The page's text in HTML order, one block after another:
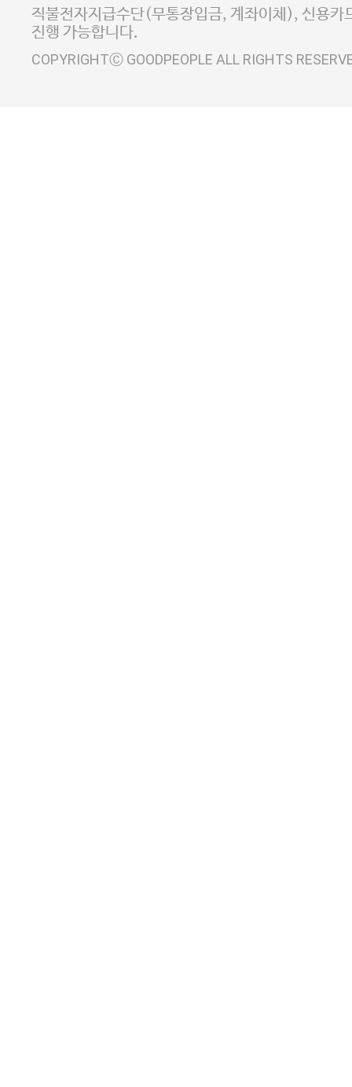
직불전자지급수단(무통장입금, 계좌이체), 신용카
진행 가능합니다.
COPYRIGHTⒸ GOODPEOPLE ALL RIGHTS